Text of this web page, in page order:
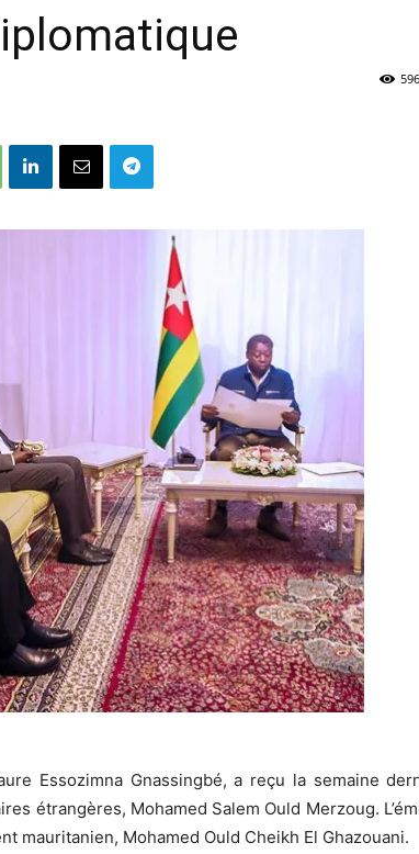
596
Essozimna Gnassingbé, a reçu la semaine
étrangères, Mohamed Salem Ould Merzoug.
mauritanien, Mohamed Ould Cheikh El Ghazouani.